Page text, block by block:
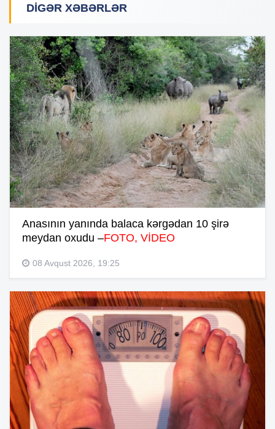
DIGƏR XƏBƏRLƏR
Anasının yanında balaca kərgədan 10 şirə
meydan oxudu –FOTO, VİDEO
08 Avqust 2026, 19:25